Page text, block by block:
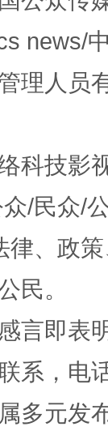
news/
理人员
科技影
/民众/
律、政
民。
言即表
系，电
多元发